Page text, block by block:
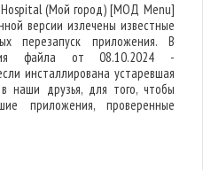
Hospital (Мой город) [МОД Menu]
версии излечены известные
перезапуск приложения. В
файла от 08.10.2024 -
инсталлирована устаревшая
наши друзья, для того, чтобы
приложения, проверенные